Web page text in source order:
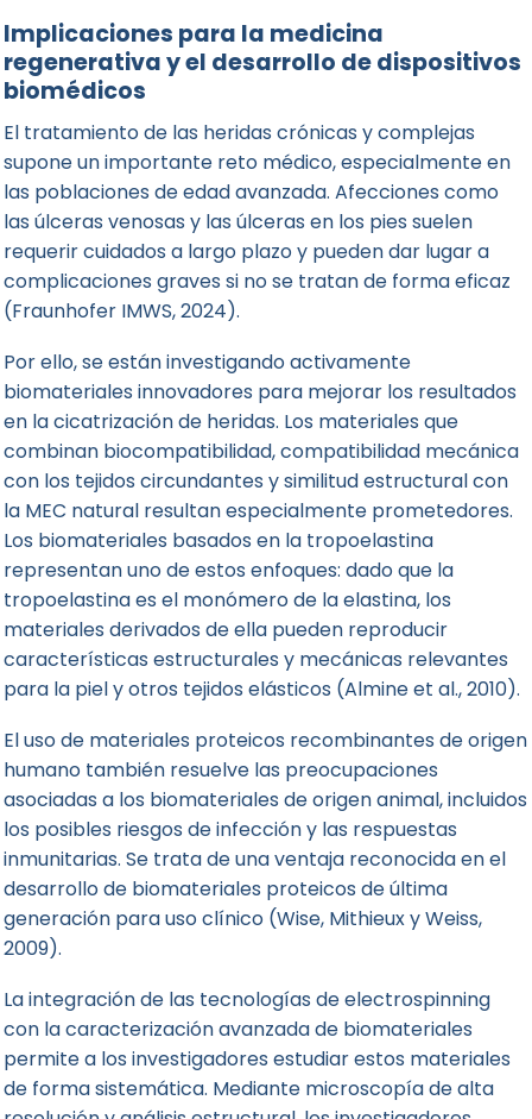
Implicaciones para la medicina
regenerativa y el desarrollo de dispositivos
biomédicos
El tratamiento de las heridas crónicas y complejas
supone un importante reto médico, especialmente en
las poblaciones de edad avanzada. Afecciones como
las úlceras venosas y las úlceras en los pies suelen
requerir cuidados a largo plazo y pueden dar lugar a
complicaciones graves si no se tratan de forma eficaz
(Fraunhofer IMWS, 2024).
Por ello, se están investigando activamente
biomateriales innovadores para mejorar los resultados
en la cicatrización de heridas. Los materiales que
combinan biocompatibilidad, compatibilidad mecánica
con los tejidos circundantes y similitud estructural con
la MEC natural resultan especialmente prometedores.
Los biomateriales basados en la tropoelastina
representan uno de estos enfoques: dado que la
tropoelastina es el monómero de la elastina, los
materiales derivados de ella pueden reproducir
características estructurales y mecánicas relevantes
para la piel y otros tejidos elásticos (Almine et al., 2010).
El uso de materiales proteicos recombinantes de origen
humano también resuelve las preocupaciones
asociadas a los biomateriales de origen animal, incluidos
los posibles riesgos de infección y las respuestas
inmunitarias. Se trata de una ventaja reconocida en el
desarrollo de biomateriales proteicos de última
generación para uso clínico (Wise, Mithieux y Weiss,
2009).
La integración de las tecnologías de electrospinning
con la caracterización avanzada de biomateriales
permite a los investigadores estudiar estos materiales
de forma sistemática. Mediante microscopía de alta